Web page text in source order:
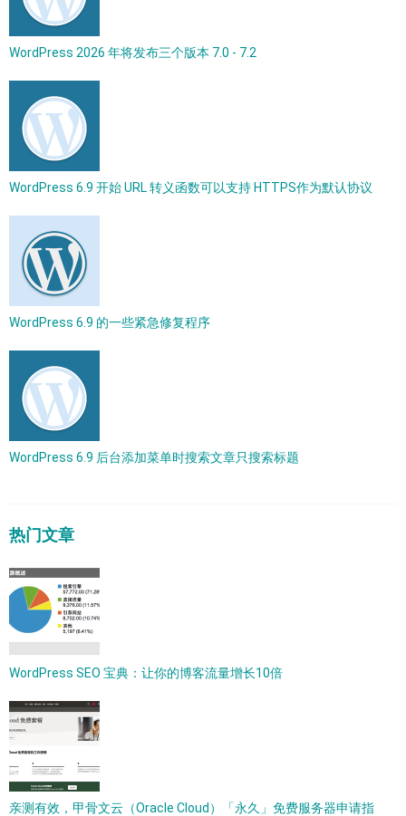
WordPress 2026 年将发布三个版本 7.0 - 7.2
WordPress 6.9 开始 URL 转义函数可以支持 HTTPS作为默认协议
WordPress 6.9 的一些紧急修复程序
WordPress 6.9 后台添加菜单时搜索文章只搜索标题
热门文章
WordPress SEO 宝典：让你的博客流量增长10倍
亲测有效，甲骨文云（Oracle Cloud）「永久」免费服务器申请指